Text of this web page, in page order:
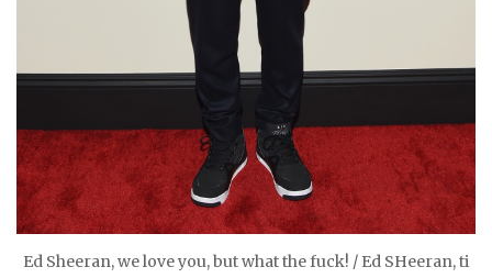
Ed Sheeran, we love you, but what the fuck! / Ed SHeeran, ti